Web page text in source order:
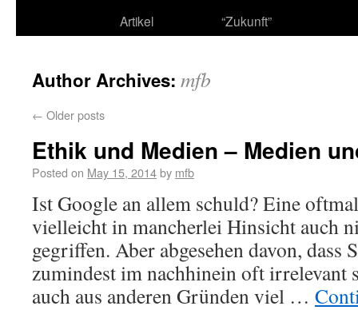
Artikel
“Zukunft”
Author Archives: mfb
← Older posts
Ethik und Medien – Medien
Posted on May 15, 2014by mfb
Ist Google an allem schuld? Eine
vielleicht in mancherlei Hinsicht auch
gegriffen. Aber abgesehen davon, dass
zumindest im nachhinein oft irrelevant
auch aus anderen Gründen viel …